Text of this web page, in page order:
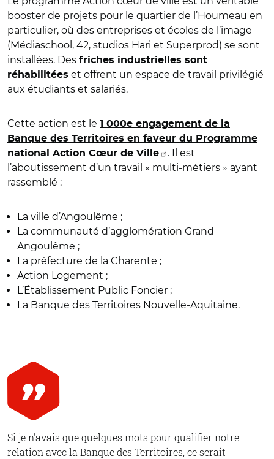
booster de projets pour le quartier de l’Houmeau en
particulier, où des entreprises et écoles de l’image
(Médiaschool, 42, studios Hari et Superprod) se sont
installées. Des friches industrielles sont
réhabilitées et offrent un espace de travail privilégié
aux étudiants et salariés.
Cette action est le 1 000e engagement de la
Banque des Territoires en faveur du Programme
national Action Cœur de Ville
. Il est
l’aboutissement d’un travail « multi-métiers » ayant
rassemblé :
La ville d’Angoulême ;
La communauté d’agglomération Grand
Angoulême ;
La préfecture de la Charente ;
Action Logement ;
L’Établissement Public Foncier ;
La Banque des Territoires Nouvelle-Aquitaine.
Si je n'avais que quelques mots pour qualifier notre
relation avec la Banque des Territoires, ce serait